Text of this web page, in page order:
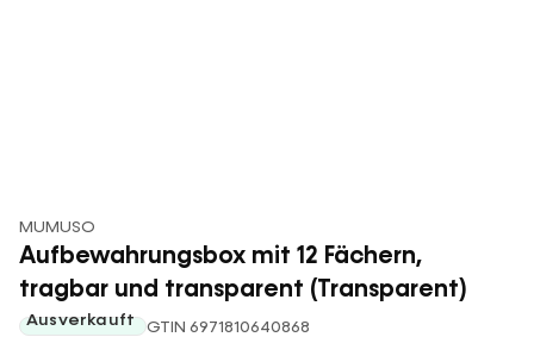
MUMUSO
Aufbewahrungsbox mit 12 Fächern,
tragbar und transparent (Transparent)
Ausverkauft GTIN 6971810640868